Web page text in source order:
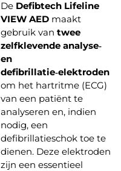
De Defibtech Lifeline
VIEW AED maakt
gebruik van twee
zelfklevende analyse‑
en
defibrillatie‑elektroden
om het hartritme (ECG)
van een patiënt te
analyseren en, indien
nodig, een
defibrillatieschok toe te
dienen. Deze elektroden
zijn een essentieel